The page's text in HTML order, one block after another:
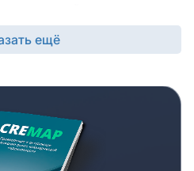
такое, которое лучше
именно вашего бизнеса.
транспортной
и/или клиентам
сюда из разных
делового комплекса
комфортное соседство.
ещё